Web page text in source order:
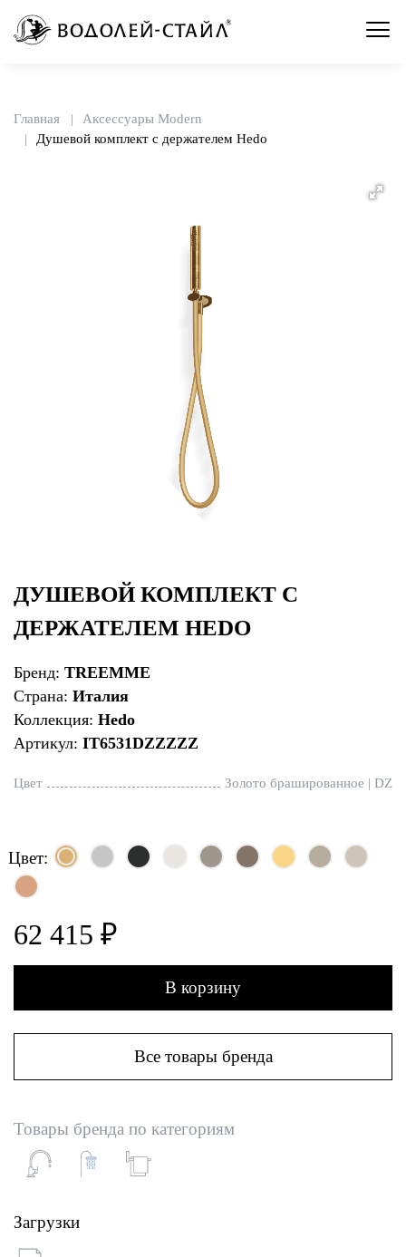
Главная
Аксессуары Modern
Душевой комплект с держателем Hedo
ДУШЕВОЙ КОМПЛЕКТ С
ДЕРЖАТЕЛЕМ HEDO
Бренд: TREEMME
Страна: Италия
Коллекция: Hedo
Артикул: IT6531DZZZZZ
Цвет Золото брашированное | DZ
Цвет:
62 415 ₽
В корзину
Все товары бренда
Товары бренда по категориям
Загрузки